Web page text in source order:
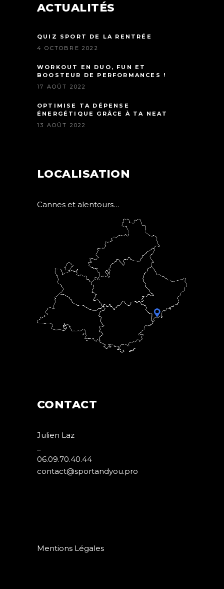
ACTUALITÉS
QUIZ SPORT DE LA RENTRÉE
4 OCTOBRE 2022
WORKOUT EN DUO, FUN ET
BOOSTEUR DE PERFORMANCES !
17 AOÛT 2022
OPTIMISE TA DÉPENSE
ÉNERGÉTIQUE GRÂCE À TA NEAT
13 AOÛT 2022
LOCALISATION
Cannes et alentours…
CONTACT
Julien Laz
06.09.70.40.44
contact@sportandyou.pro
Mentions Légales